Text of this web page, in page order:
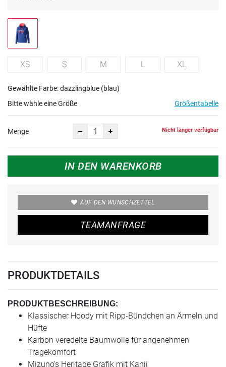
XS S M L XL
Gewählte Farbe: dazzlingblue (blau)
Bitte wähle eine Größe
Größentabelle
Menge Nicht länger verfügbar
IN DEN WARENKORB
AUF DEN WUNSCHZETTEL
TEAMANFRAGE
PRODUKTDETAILS
PRODUKTBESCHREIBUNG:
Klassischer Hoody mit Ripp-Bündchen an Ärmeln und
Hüfte
Karbon veredelte Baumwolle für angenehmen
Tragekomfort
Mizuno's Heritage Grafik mit Kanji